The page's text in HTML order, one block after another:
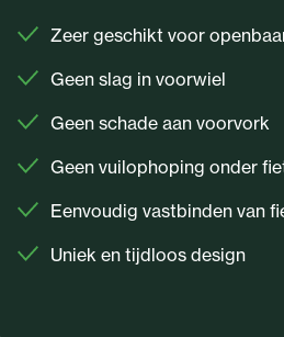
Zeer geschikt voor
Geen slag in voorwiel
Geen schade aan voorvork
Geen vuilophoping onder
Eenvoudig vastbinden van
Uniek en tijdloos design